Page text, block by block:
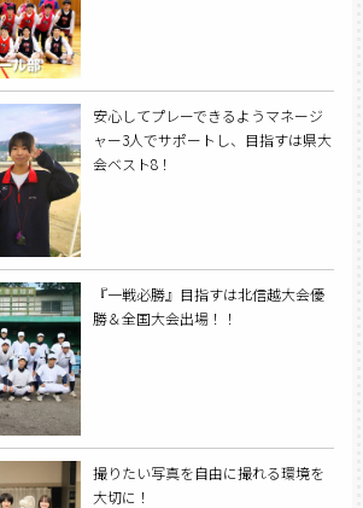
安心してプレーできるようマネージ
ャー3人でサポートし、目指すは県大
会ベスト8！
『一戦必勝』目指すは北信越大会優
勝＆全国大会出場！！
撮りたい写真を自由に撮れる環境を
大切に！